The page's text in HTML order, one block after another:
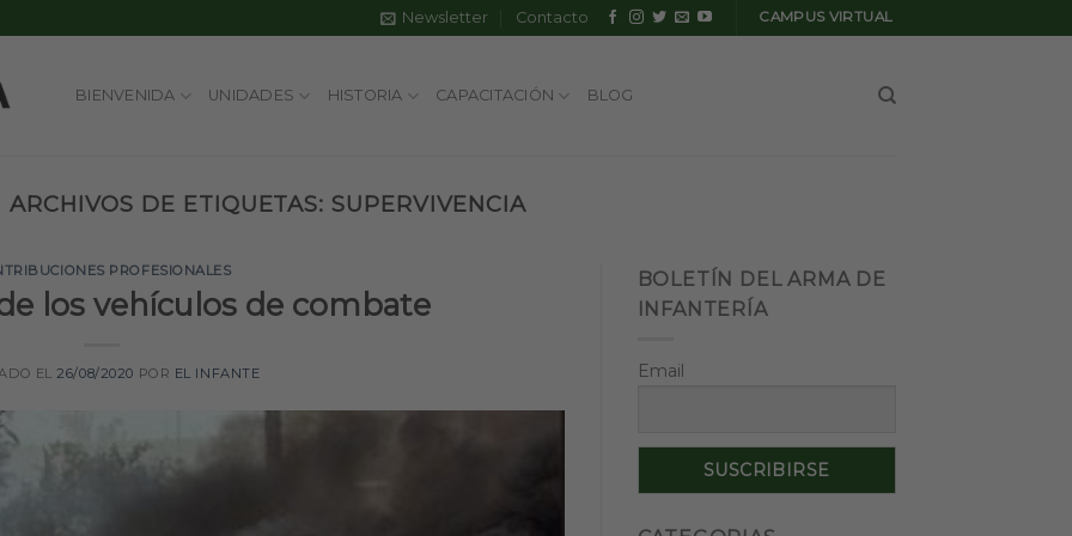
Newsletter Contacto CAMPUS VIRTUAL
BIENVENIDA UNIDADES HISTORIA CAPACITACIÓN BLOG
ARCHIVOS DE ETIQUETAS:SUPERVIVENCIA
PROFESIONALES
los vehículos de combate
EL 26/08/2020 POR EL INFANTE
BOLETÍN DEL ARMA DE
INFANTERÍA
Email